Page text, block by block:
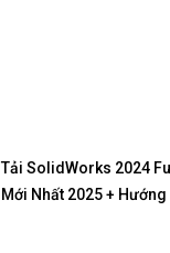
Tải SolidWorks 2024
Mới Nhất 2025 +